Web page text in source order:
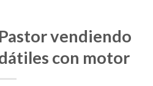
vendiendo
con motor